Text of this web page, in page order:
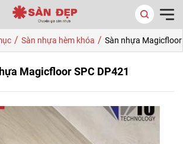
/ Sàn nhựa hèm khóa / Sàn nhựa Magicfloor
Magicfloor SPC DP421